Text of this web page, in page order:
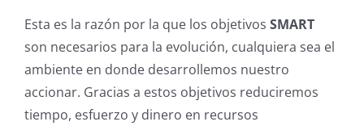
Esta es la razón por la que los objetivos SMART
son necesarios para la evolución, cualquiera sea el
ambiente en donde desarrollemos nuestro
accionar. Gracias a estos objetivos reduciremos
tiempo, esfuerzo y dinero en recursos